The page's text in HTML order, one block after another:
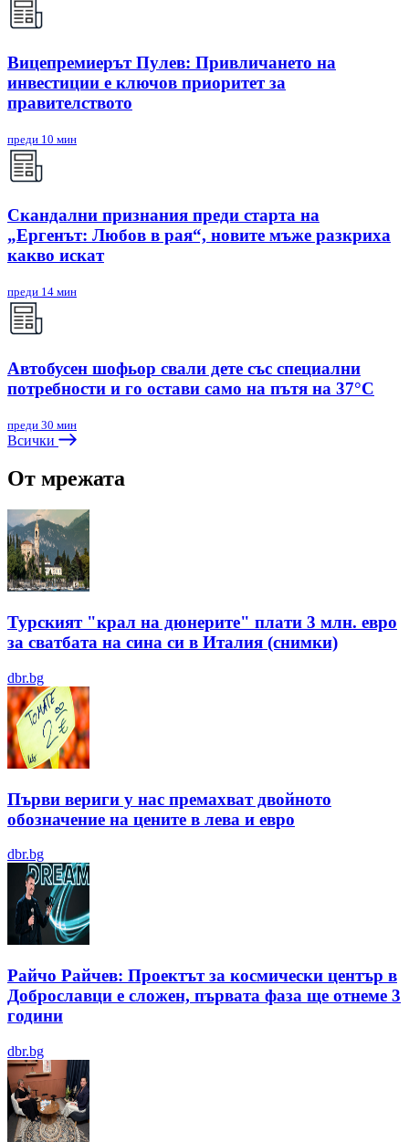
Вицепремиерът Пулев: Привличането на
инвестиции е ключов приоритет за
правителството
преди 10 мин
Скандални признания преди старта на
„Ергенът: Любов в рая“, новите мъже разкриха
какво искат
преди 14 мин
Автобусен шофьор свали дете със специални
потребности и го остави само на пътя на 37°C
преди 30 мин
Всички
От мрежата
Турският "крал на дюнерите" плати 3 млн. евро
за сватбата на сина си в Италия (снимки)
dbr.bg
Първи вериги у нас премахват двойното
обозначение на цените в лева и евро
dbr.bg
Райчо Райчев: Проектът за космически център в
Доброславци е сложен, първата фаза ще отнеме 3
години
dbr.bg